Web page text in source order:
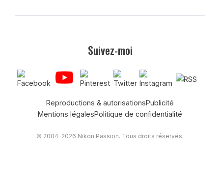
Suivez-moi
Reproductions & autorisationsPublicité
Mentions légalesPolitique de confidentialité
© 2004–2026 Nikon Passion. Tous droits réservés.